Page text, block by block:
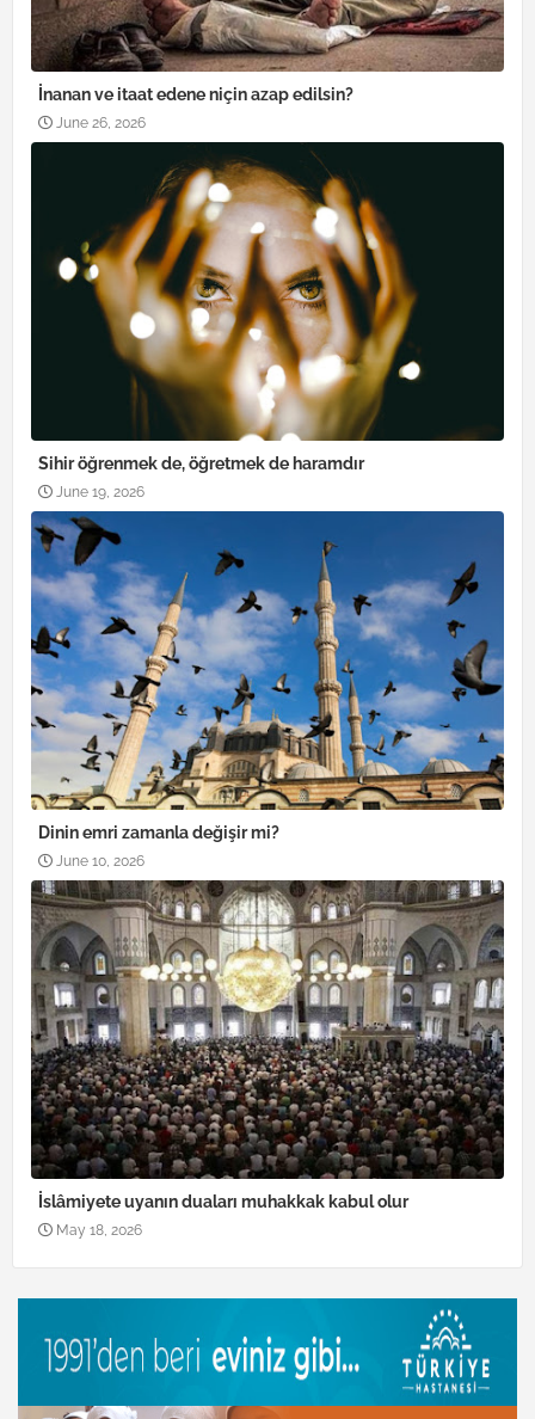
İnanan ve itaat edene niçin azap edilsin?
June 26, 2026
Sihir öğrenmek de, öğretmek de haramdır
June 19, 2026
Dinin emri zamanla değişir mi?
June 10, 2026
İslâmiyete uyanın duaları muhakkak kabul olur
May 18, 2026